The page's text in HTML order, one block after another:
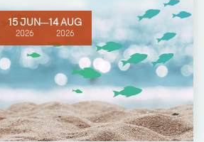
15 JUN
2026
─14 AUG
2026